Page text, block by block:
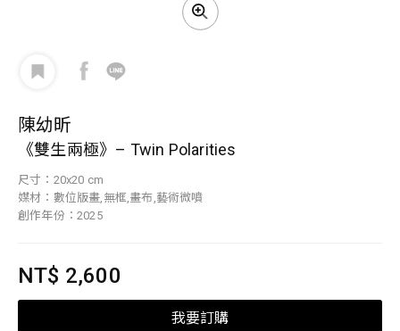
陳幼昕
《雙生兩極》– Twin Polarities
尺寸：20x20 cm
媒材：數位版畫,無框,畫布,藝術微噴
創作年份：2025
NT$ 2,600
我要訂購